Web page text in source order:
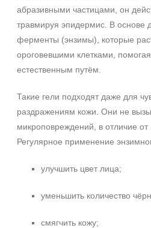
Объём
60 мл
150 мл
Глицерин
Лактобактерии
Мочевина
абразивными частицами, он
травмируя эпидермис. В основе
ферменты (энзимы), которые
ороговевшими клетками,
естественным путём.
Такие гели подходят даже для
раздражениям кожи. Они не
микроповреждений, в отличие от
Регулярное применение
улучшить цвет лица;
уменьшить количество
смягчить кожу;